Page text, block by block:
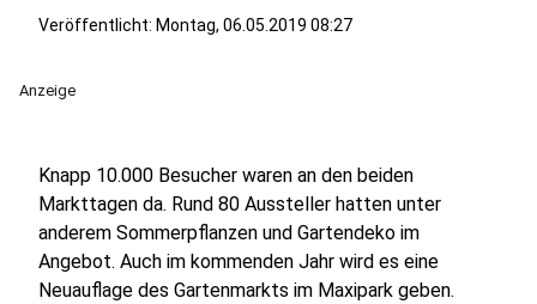
Veröffentlicht: Montag, 06.05.2019 08:27
Anzeige
Knapp 10.000 Besucher waren an den beiden
Markttagen da. Rund 80 Aussteller hatten unter
anderem Sommerpflanzen und Gartendeko im
Angebot. Auch im kommenden Jahr wird es eine
Neuauflage des Gartenmarkts im Maxipark geben.